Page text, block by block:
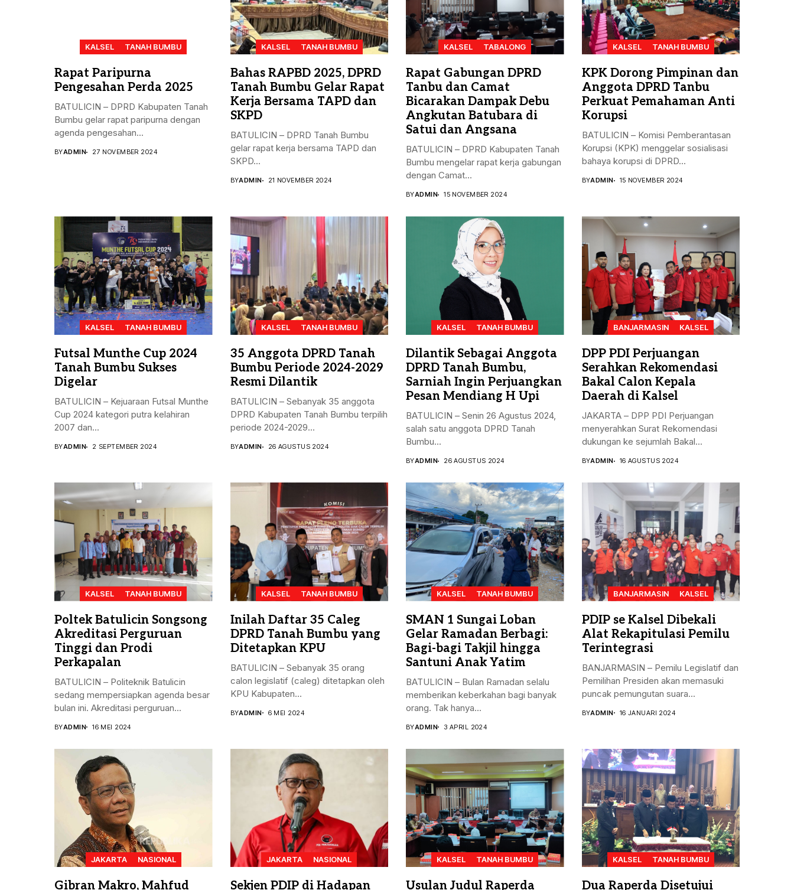
KALSEL TANAH BUMBU
Rapat Paripurna
Pengesahan Perda 2025
BATULICIN – DPRD Kabupaten Tanah
Bumbu gelar rapat paripurna dengan
agenda pengesahan...
BYADMIN 27 NOVEMBER 2024
KALSEL TANAH BUMBU
Bahas RAPBD 2025, DPRD
Tanah Bumbu Gelar Rapat
Kerja Bersama TAPD dan
SKPD
BATULICIN – DPRD Tanah Bumbu
gelar rapat kerja bersama TAPD dan
SKPD...
BYADMIN 21 NOVEMBER 2024
KALSEL TABALONG
Rapat Gabungan DPRD
Tanbu dan Camat
Bicarakan Dampak Debu
Angkutan Batubara di
Satui dan Angsana
BATULICIN – DPRD Kabupaten Tanah
Bumbu mengelar rapat kerja gabungan
dengan Camat...
BYADMIN 15 NOVEMBER 2024
KALSEL TANAH BUMBU
KPK Dorong Pimpinan dan
Anggota DPRD Tanbu
Perkuat Pemahaman Anti
Korupsi
BATULICIN – Komisi Pemberantasan
Korupsi (KPK) menggelar sosialisasi
bahaya korupsi di DPRD...
BYADMIN 15 NOVEMBER 2024
KALSEL TANAH BUMBU
Futsal Munthe Cup 2024
Tanah Bumbu Sukses
Digelar
BATULICIN – Kejuaraan Futsal Munthe
Cup 2024 kategori putra kelahiran
2007 dan...
BYADMIN 2 SEPTEMBER 2024
KALSEL TANAH BUMBU
35 Anggota DPRD Tanah
Bumbu Periode 2024-2029
Resmi Dilantik
BATULICIN – Sebanyak 35 anggota
DPRD Kabupaten Tanah Bumbu terpilih
periode 2024-2029...
BYADMIN 26 AGUSTUS 2024
KALSEL TANAH BUMBU
Dilantik Sebagai Anggota
DPRD Tanah Bumbu,
Sarniah Ingin Perjuangkan
Pesan Mendiang H Upi
BATULICIN – Senin 26 Agustus 2024,
salah satu anggota DPRD Tanah
Bumbu...
BYADMIN 26 AGUSTUS 2024
BANJARMASIN KALSEL
DPP PDI Perjuangan
Serahkan Rekomendasi
Bakal Calon Kepala
Daerah di Kalsel
JAKARTA – DPP PDI Perjuangan
menyerahkan Surat Rekomendasi
dukungan ke sejumlah Bakal...
BYADMIN 16 AGUSTUS 2024
KALSEL TANAH BUMBU
Poltek Batulicin Songsong
Akreditasi Perguruan
Tinggi dan Prodi
Perkapalan
BATULICIN – Politeknik Batulicin
sedang mempersiapkan agenda besar
bulan ini. Akreditasi perguruan...
BYADMIN 16 MEI 2024
KALSEL TANAH BUMBU
Inilah Daftar 35 Caleg
DPRD Tanah Bumbu yang
Ditetapkan KPU
BATULICIN – Sebanyak 35 orang
calon legislatif (caleg) ditetapkan oleh
KPU Kabupaten...
BYADMIN 6 MEI 2024
KALSEL TANAH BUMBU
SMAN 1 Sungai Loban
Gelar Ramadan Berbagi:
Bagi-bagi Takjil hingga
Santuni Anak Yatim
BATULICIN – Bulan Ramadan selalu
memberikan keberkahan bagi banyak
orang. Tak hanya...
BYADMIN 3 APRIL 2024
BANJARMASIN KALSEL
PDIP se Kalsel Dibekali
Alat Rekapitulasi Pemilu
Terintegrasi
BANJARMASIN – Pemilu Legislatif dan
Pemilihan Presiden akan memasuki
puncak pemungutan suara...
BYADMIN 16 JANUARI 2024
JAKARTA NASIONAL
Gibran Makro, Mahfud
JAKARTA NASIONAL
Sekjen PDIP di Hadapan
KALSEL TANAH BUMBU
Usulan Judul Raperda
KALSEL TANAH BUMBU
Dua Raperda Disetujui